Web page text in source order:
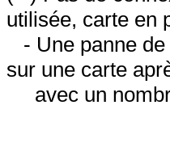
utilisée, carte en
- Une panne de
sur une carte
avec un